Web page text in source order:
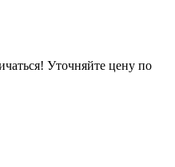
Уточняйте цену по